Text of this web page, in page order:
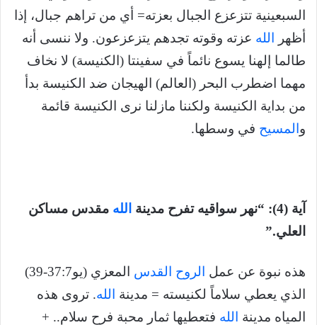
السبعينية تتزعزع الجبال بعزته= أي من تراهم جبال، إذا
أظهر
الله عزته وقوته تجدهم يتزعزعون. ولا ننسى أنه
طالما إلهنا يسوع نائماً في سفينتا (الكنيسة) لا نخاف
مهما اضطرب البحر (العالم) الهيجان ضد الكنيسة بدأ
من بداية الكنيسة ولكننا مازلنا نرى الكنيسة قائمة
و المسيح في وسطها.
آية (4): “نهر سواقيه تفرح مدينة الله مقدس مساكن
العلي.”
هذه نبوة عن عمل الروح القدس
المعزي (يو37:7-39)
الذي يعطي سلاماً لكنيسته = مدينة
الله. تروى هذه
المياه مدينة
الله فتعطيها ثمار محبة فرح سلام.. +